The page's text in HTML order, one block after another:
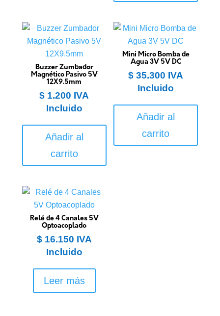
Buzzer Zumbador
Magnético Pasivo 5V
12X9.5mm
$ 1.200 IVA
Incluido
Añadir al
carrito
Mini Micro Bomba de
Agua 3V 5V DC
$ 35.300 IVA
Incluido
Añadir al
carrito
Relé de 4 Canales 5V
Optoacoplado
$16.150 IVA
Incluido
Leer más